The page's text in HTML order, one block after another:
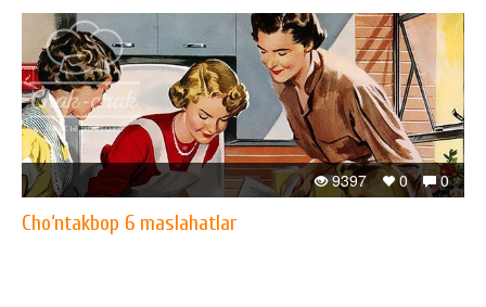
0
0
9397
Cho‘ntakbop 6 maslahatlar